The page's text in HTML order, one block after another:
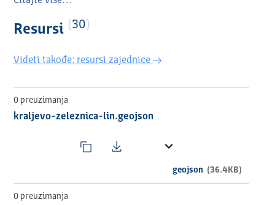
и железници
Resursi 30
Videti takođe: resursi zajednice
0 preuzimanja
kraljevo-zeleznica-lin.geojson
geojson (36.4KB)
0 preuzimanja